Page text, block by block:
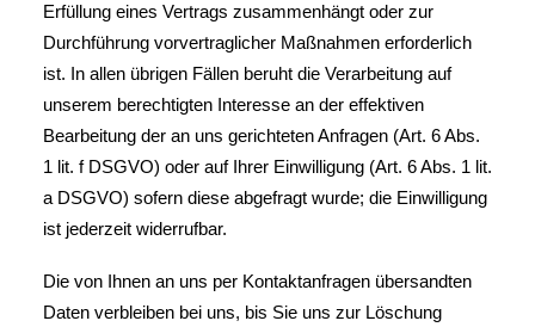
Erfüllung eines Vertrags zusammenhängt oder zur
Durchführung vorvertraglicher Maßnahmen erforderlich
ist. In allen übrigen Fällen beruht die Verarbeitung auf
unserem berechtigten Interesse an der effektiven
Bearbeitung der an uns gerichteten Anfragen (Art. 6 Abs.
1 lit. f DSGVO) oder auf Ihrer Einwilligung (Art. 6 Abs. 1 lit.
a DSGVO) sofern diese abgefragt wurde; die Einwilligung
ist jederzeit widerrufbar.
Die von Ihnen an uns per Kontaktanfragen übersandten
Daten verbleiben bei uns, bis Sie uns zur Löschung